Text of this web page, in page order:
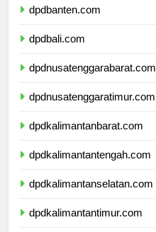
dpdbanten.com
dpdbali.com
dpdnusatenggarabarat.com
dpdnusatenggaratimur.com
dpdkalimantanbarat.com
dpdkalimantantengah.com
dpdkalimantanselatan.com
dpdkalimantantimur.com